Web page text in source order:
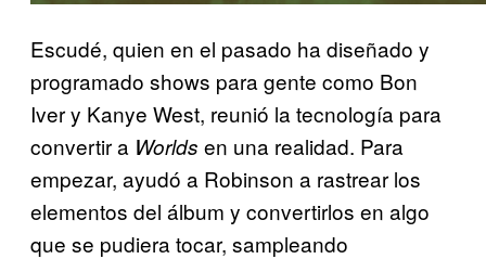
Escudé, quien en el pasado ha diseñado y
programado shows para gente como Bon
Iver y Kanye West, reunió la tecnología para
convertir a Worlds en una realidad. Para
empezar, ayudó a Robinson a rastrear los
elementos del álbum y convertirlos en algo
que se pudiera tocar, sampleando